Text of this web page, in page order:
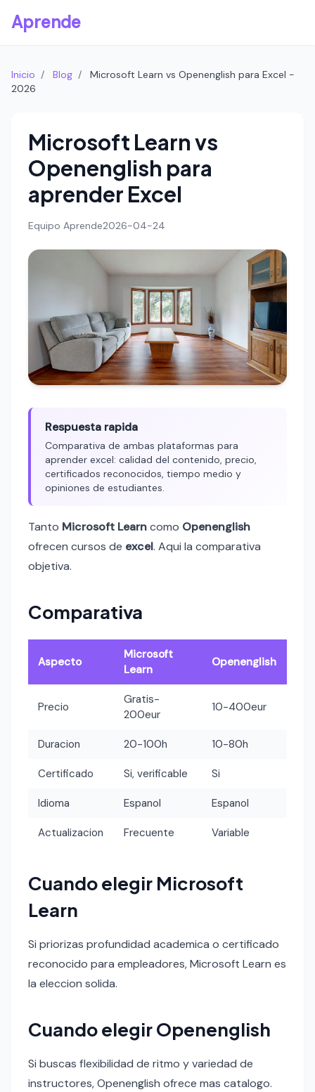
Aprende
Inicio / Blog /
Microsoft Learn vs Openenglish para Excel -
2026
Microsoft Learn vs
Openenglish para
aprender Excel
Equipo Aprende2026-04-24
Respuesta rapida
Comparativa de ambas plataformas para
aprender excel: calidad del contenido, precio,
certificados reconocidos, tiempo medio y
opiniones de estudiantes.
Tanto Microsoft Learncomo Openenglish
ofrecen cursos de excel. Aqui la comparativa
objetiva.
Comparativa
Aspecto
Microsoft
Learn
Openenglish
Precio
Gratis-
200eur
10-400eur
Duracion 20-100h 10-80h
Certificado Si, verificable Si
Idioma Espanol Espanol
Actualizacion Frecuente Variable
Cuando elegir Microsoft
Learn
Si priorizas profundidad academica o certificado
reconocido para empleadores, Microsoft Learn es
la eleccion solida.
Cuando elegir Openenglish
Si buscas flexibilidad de ritmo y variedad de
instructores, Openenglish ofrece mas catalogo.